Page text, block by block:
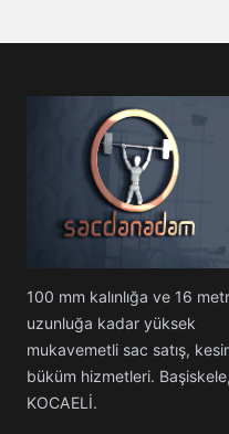
100 mm kalınlığa ve 16
uzunluğa kadar yüksek
mukavemetli sac satış,
büküm hizmetleri. Başiskele,
KOCAELİ.